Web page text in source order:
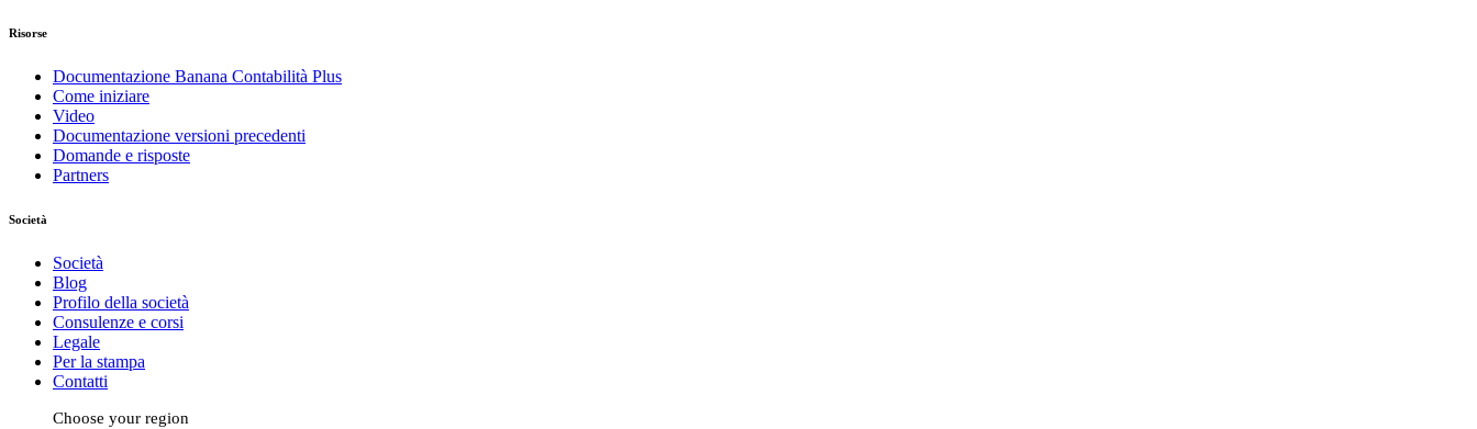
Risorse
Documentazione Banana Contabilità Plus
Come iniziare
Video
Documentazione versioni precedenti
Domande e risposte
Partners
Società
Società
Blog
Profilo della società
Consulenze e corsi
Legale
Per la stampa
Contatti
Choose your region